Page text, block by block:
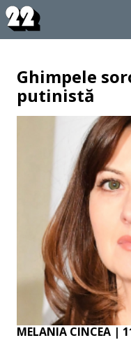
Ghimpele
putinistă
MELANIA CINCEA |